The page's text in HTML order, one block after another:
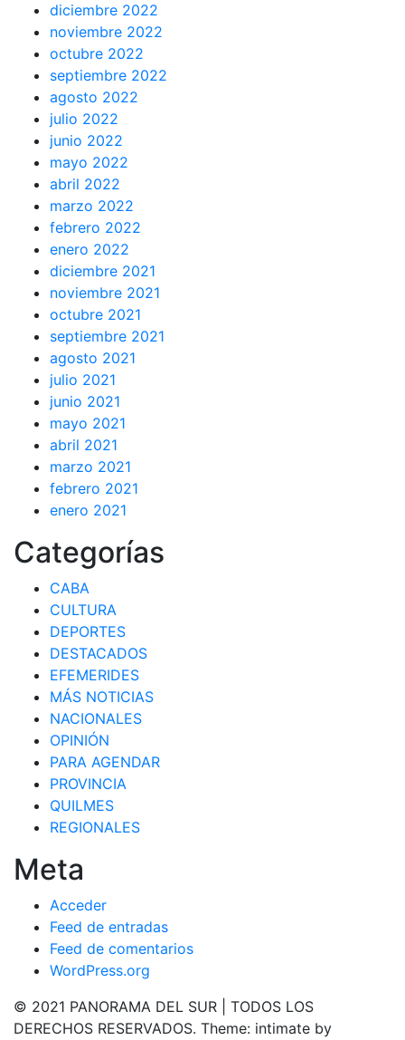
diciembre 2022
noviembre 2022
octubre 2022
septiembre 2022
agosto 2022
julio 2022
junio 2022
mayo 2022
abril 2022
marzo 2022
febrero 2022
enero 2022
diciembre 2021
noviembre 2021
octubre 2021
septiembre 2021
agosto 2021
julio 2021
junio 2021
mayo 2021
abril 2021
marzo 2021
febrero 2021
enero 2021
Categorías
CABA
CULTURA
DEPORTES
DESTACADOS
EFEMERIDES
MÁS NOTICIAS
NACIONALES
OPINIÓN
PARA AGENDAR
PROVINCIA
QUILMES
REGIONALES
Meta
Acceder
Feed de entradas
Feed de comentarios
WordPress.org
© 2021 PANORAMA DEL SUR | TODOS LOS
DERECHOS RESERVADOS. Theme: intimate by